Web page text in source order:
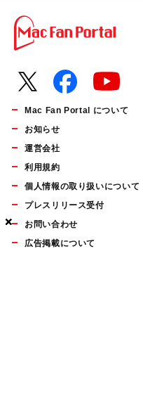
×
×
×
Mac Fan Portal について
お知らせ
運営会社
利用規約
個人情報の取り扱いについて
プレスリリース受付
お問い合わせ
広告掲載について